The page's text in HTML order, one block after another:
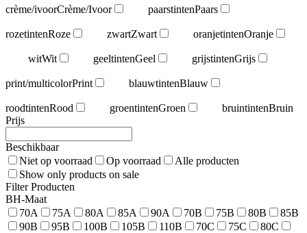
crème/ivoorCrème/Ivoor paarstintenPaars
rozetintenRoze zwartZwart oranjetintenOranje
witWit geeltintenGeel grijstintenGrijs
print/multicolorPrint blauwtintenBlauw
roodtintenRood groentintenGroen bruintintenBruin
Prijs
Beschikbaar
Niet op voorraad
Op voorraad
Alle producten
Show only products on sale
Filter Producten
BH-Maat
70A
75A 80A 85A 90A 70B 75B 80B
85B
90B
95B 100B 105B 110B 70C 75C
80C